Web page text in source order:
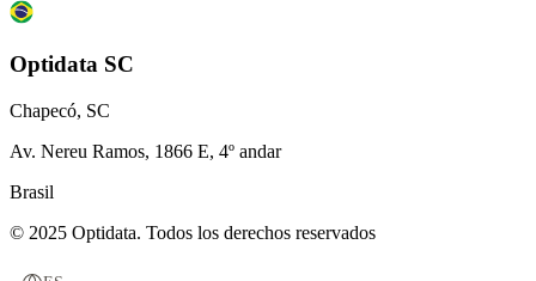
Optidata SC
Chapecó, SC
Av. Nereu Ramos, 1866 E, 4º andar
Brasil
© 2025 Optidata. Todos los derechos reservados